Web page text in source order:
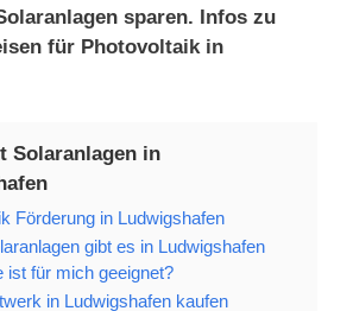
sparen. Infos zu
für Photovoltaik in
Solaranlagen in
Förderung in Ludwigshafen
gibt es in Ludwigshafen
ist für mich geeignet?
in Ludwigshafen kaufen